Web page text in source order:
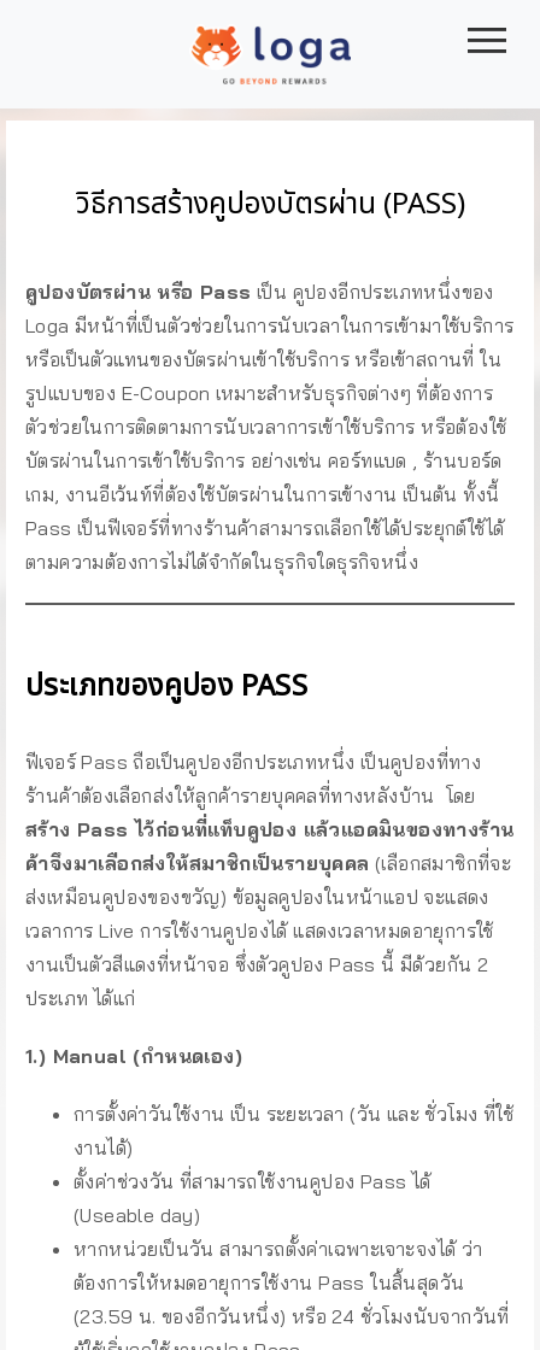
|||
วิธีการสร้างคูปองบัตรผ่าน (PASS)
คูปองบัตรผ่าน หรือ Pass เป็น คูปองอีกประเภทหนึ่งของ
Loga มีหน้าที่เป็นตัวช่วยในการนับเวลาในการเข้ามาใช้บริการ
หรือเป็นตัวแทนของบัตรผ่านเข้าใช้บริการ หรือเข้าสถานที่ ใน
รูปแบบของ E-Coupon เหมาะสำหรับธุรกิจต่างๆ ที่ต้องการ
ตัวช่วยในการติดตามการนับเวลาการเข้าใช้บริการ หรือต้องใช้
บัตรผ่านในการเข้าใช้บริการ อย่างเช่น คอร์ทแบด , ร้านบอร์ด
เกม, งานอีเว้นท์ที่ต้องใช้บัตรผ่านในการเข้างาน เป็นต้น ทั้งนี้
Pass เป็นฟีเจอร์ที่ทางร้านค้าสามารถเลือกใช้ได้ประยุกต์ใช้ได้
ตามความต้องการไม่ได้จำกัดในธุรกิจใดธุรกิจหนึ่ง
ประเภทของคูปอง PASS
ฟีเจอร์ Pass ถือเป็นคูปองอีกประเภทหนึ่ง เป็นคูปองที่ทาง
ร้านค้าต้องเลือกส่งให้ลูกค้ารายบุคคลที่ทางหลังบ้าน โดย
สร้าง Pass ไว้ก่อนที่แท็บคูปอง แล้วแอดมินของทางร้าน
ค้าจึงมาเลือกส่งให้สมาชิกเป็นรายบุคคล (เลือกสมาชิกที่จะ
ส่งเหมือนคูปองของขวัญ) ข้อมูลคูปองในหน้าแอป จะแสดง
เวลาการ Live การใช้งานคูปองได้ แสดงเวลาหมดอายุการใช้
งานเป็นตัวสีแดงที่หน้าจอ ซึ่งตัวคูปอง Pass นี้ มีด้วยกัน 2
ประเภท ได้แก่
1.) Manual (กำหนดเอง)
การตั้งค่าวันใช้งาน เป็น ระยะเวลา (วัน และ ชั่วโมง ที่ใช้
งานได้)
ตั้งค่าช่วงวัน ที่สามารถใช้งานคูปอง Pass ได้
(Useable day)
หากหน่วยเป็นวัน สามารถตั้งค่าเฉพาะเจาะจงได้ ว่า
ต้องการให้หมดอายุการใช้งาน Pass ในสิ้นสุดวัน
(23.59 น. ของอีกวันหนึ่ง) หรือ 24 ชั่วโมงนับจากวันที่